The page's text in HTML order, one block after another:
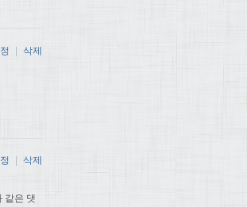
| 삭제
같은 댓
삭제